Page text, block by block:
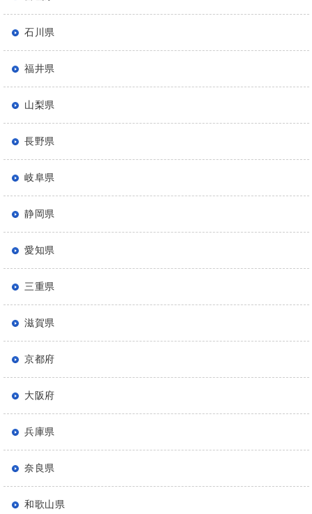
石川県
福井県
山梨県
長野県
岐阜県
静岡県
愛知県
三重県
滋賀県
京都府
大阪府
兵庫県
奈良県
和歌山県